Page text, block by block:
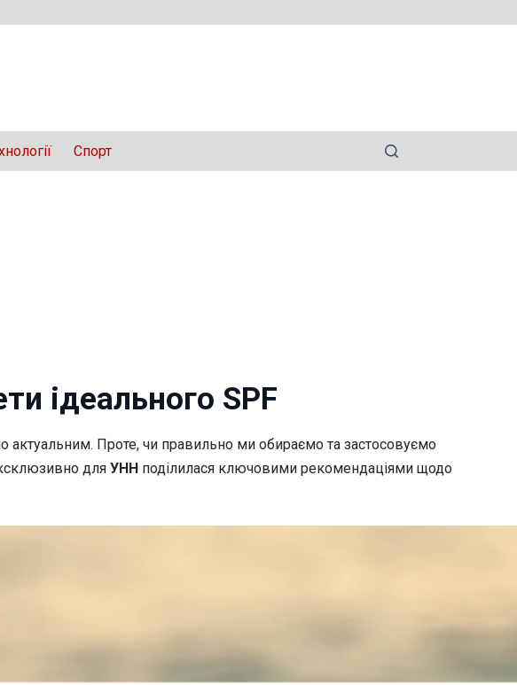
Спорт
ідеального SPF
актуальним. Проте, чи правильно ми обираємо та застосовуємо
для УНН поділилася ключовими рекомендаціями щодо